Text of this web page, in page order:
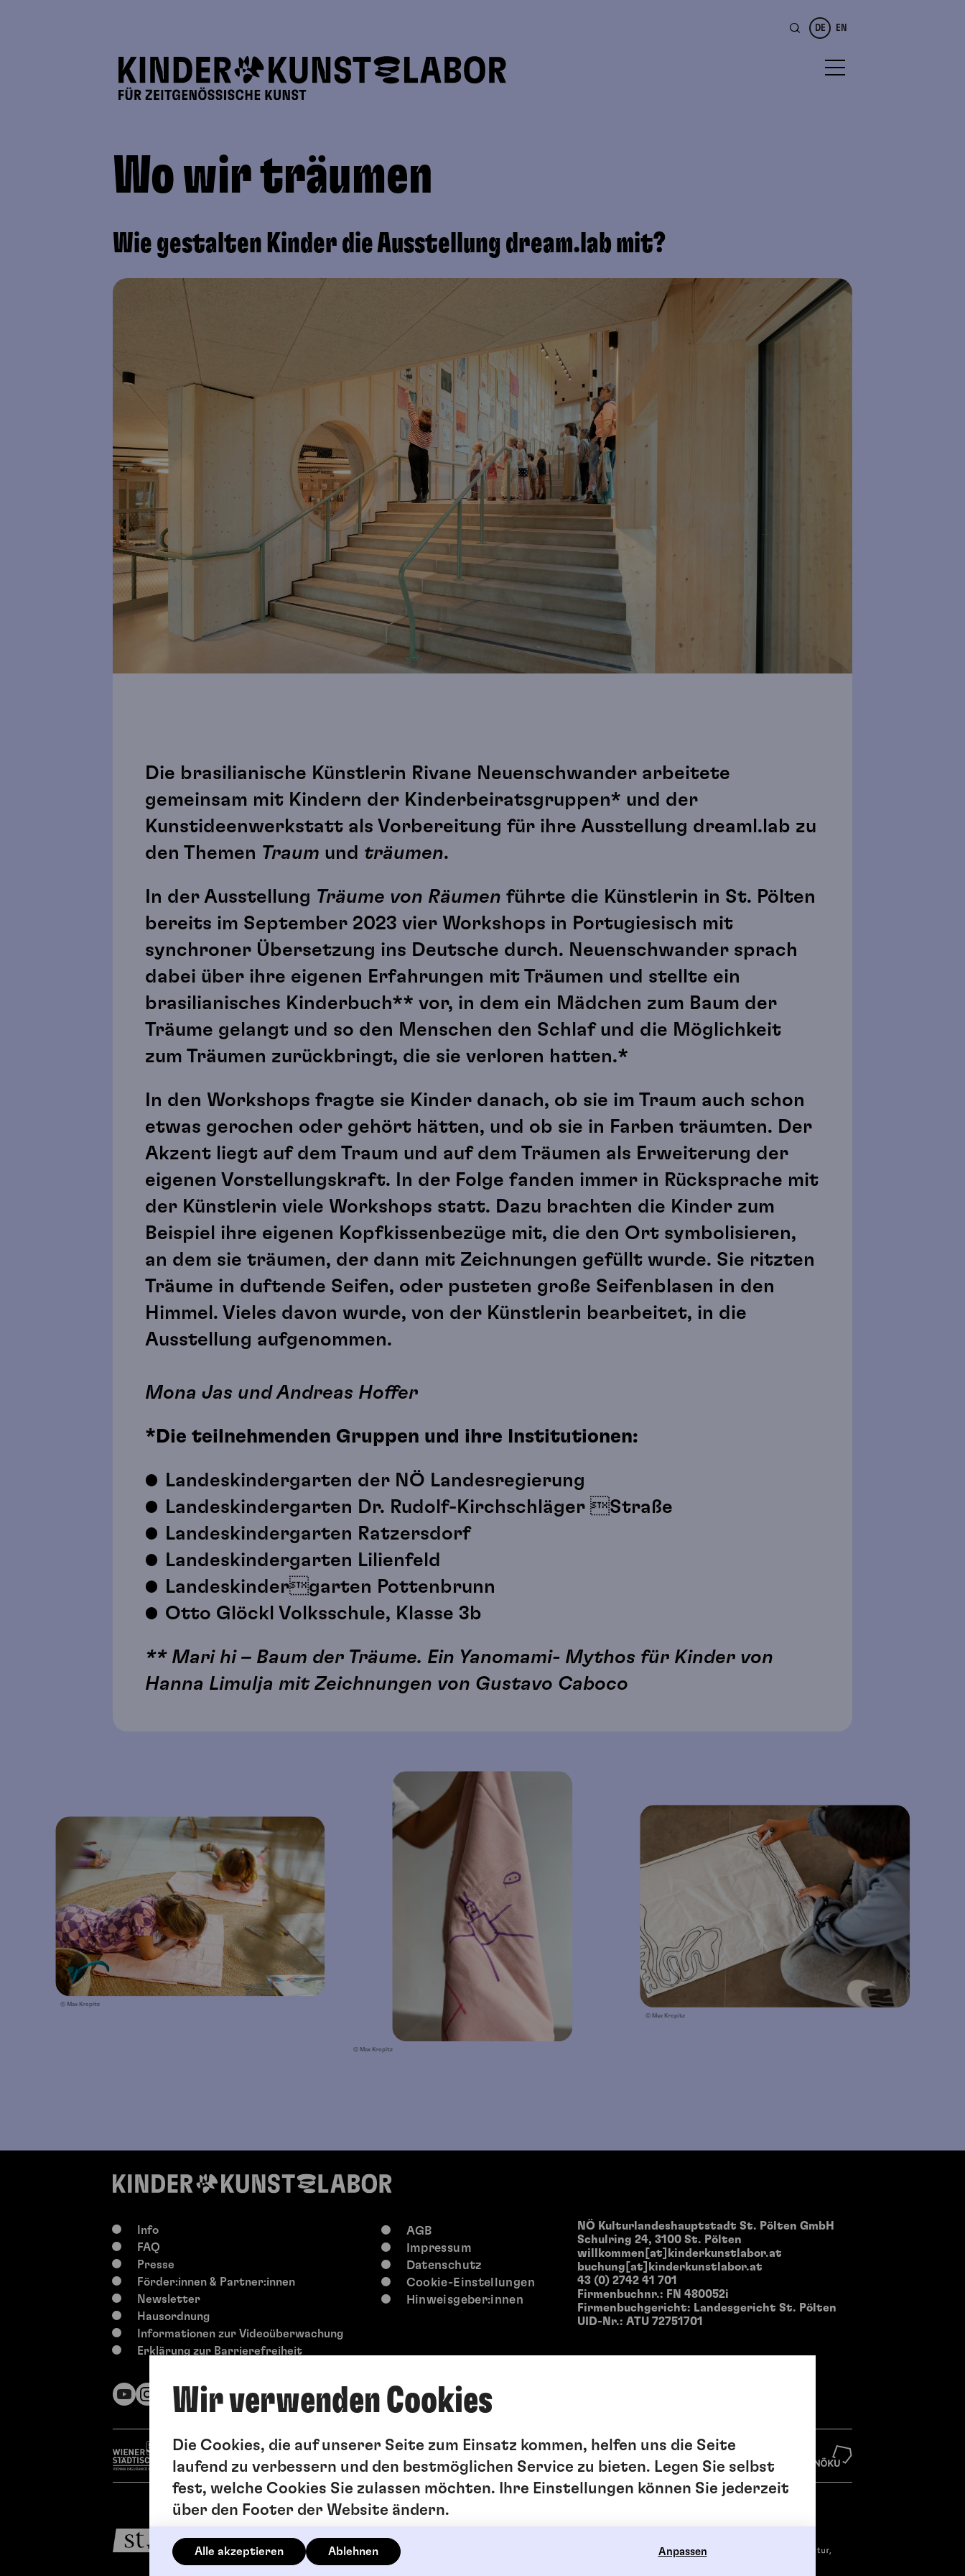
Wir verwenden Cookies
Die Cookies, die auf unserer Seite zum Einsatz kommen, helfen uns die Seite
laufend zu verbessern und den bestmöglichen Service zu bieten. Legen Sie selbst
fest, welche Cookies Sie zulassen möchten. Ihre Einstellungen können Sie jederzeit
über den Footer der Website ändern.
Alle akzeptieren Ablehnen Anpassen
DE EN
Wo wir träumen
Wie gestalten Kinder die Ausstellung dream.lab mit?
Die brasilianische Künstlerin Rivane Neuenschwander arbeitete
gemeinsam mit Kindern der Kinderbeiratsgruppen* und der
Kunstideenwerkstatt als Vorbereitung für ihre Ausstellung dreaml.lab zu
den Themen Traum und träumen.
In der Ausstellung Träume von Räumen führte die Künstlerin in St. Pölten
bereits im September 2023 vier Workshops in Portugiesisch mit
synchroner Übersetzung ins Deutsche durch. Neuenschwander sprach
dabei über ihre eigenen Erfahrungen mit Träumen und stellte ein
brasilianisches Kinderbuch** vor, in dem ein Mädchen zum Baum der
Träume gelangt und so den Menschen den Schlaf und die Möglichkeit
zum Träumen zurückbringt, die sie verloren hatten.*
In den Workshops fragte sie Kinder danach, ob sie im Traum auch schon
etwas gerochen oder gehört hätten, und ob sie in Farben träumten. Der
Akzent liegt auf dem Traum und auf dem Träumen als Erweiterung der
eigenen Vorstellungskraft. In der Folge fanden immer in Rücksprache mit
der Künstlerin viele Workshops statt. Dazu brachten die Kinder zum
Beispiel ihre eigenen Kopfkissenbezüge mit, die den Ort symbolisieren,
an dem sie träumen, der dann mit Zeichnungen gefüllt wurde. Sie ritzten
Träume in duftende Seifen, oder pusteten große Seifenblasen in den
Himmel. Vieles davon wurde, von der Künstlerin bearbeitet, in die
Ausstellung aufgenommen.
Mona Jas und Andreas Hoffer
*Die teilnehmenden Gruppen und ihre Institutionen:
Landeskindergarten der NÖ Landesregierung
Landeskindergarten Dr. Rudolf-Kirchschläger Straße
Landeskindergarten Ratzersdorf
Landeskindergarten Lilienfeld
Landeskindergarten Pottenbrunn
Otto Glöckl Volksschule, Klasse 3b
** Mari hi – Baum der Träume. Ein Yanomami- Mythos für Kinder von
Hanna Limulja mit Zeichnungen von Gustavo Caboco
© Max Kropitz
© Max Kropitz
© Max Kropitz
Info
FAQ
Presse
Förder:innen & Partner:innen
Newsletter
Hausordnung
Informationen zur Videoüberwachung
Erklärung zur Barrierefreiheit
NÖ Kulturlandeshauptstadt St. Pölten GmbH
Schulring 24, 3100 St. Pölten
willkommen[at]kinderkunstlabor.at
buchung[at]kinderkunstlabor.at
43 (0) 2742 41 701
Firmenbuchnr.: FN 480052i
Firmenbuchgericht: Landesgericht St. Pölten
UID-Nr.: ATU 72751701
AGB
Impressum
Datenschutz
Cookie-Einstellungen
Hinweisgeber:innen